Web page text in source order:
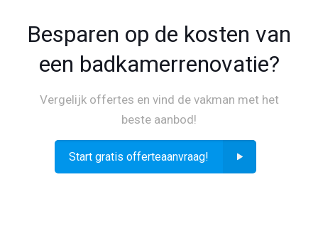
Besparen op de kosten van
een badkamerrenovatie?
Vergelijk offertes en vind de vakman met het
beste aanbod!
Start gratis offerteaanvraag!